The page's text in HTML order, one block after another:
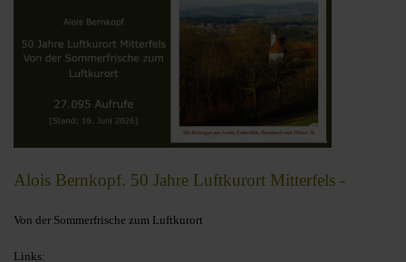
Alois Bernkopf. 50 Jahre Luftkurort Mitterfels -
Von der Sommerfrische zum Luftkurort
Links: